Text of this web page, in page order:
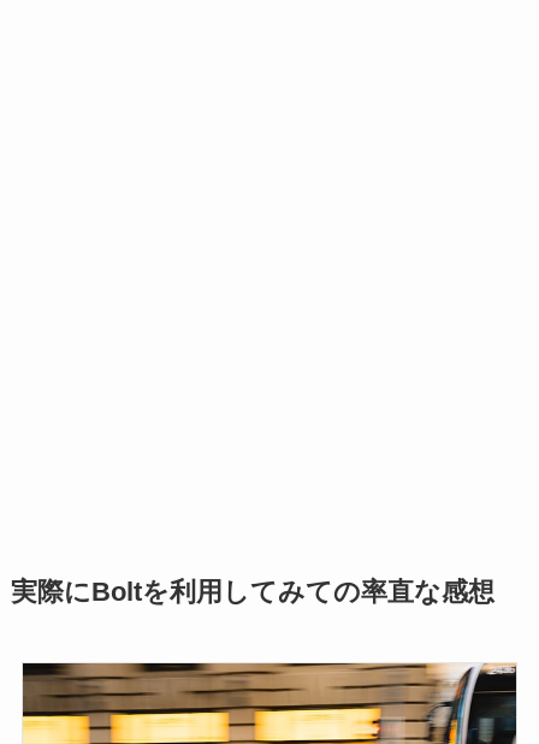
実際にBoltを利用してみての率直な感想